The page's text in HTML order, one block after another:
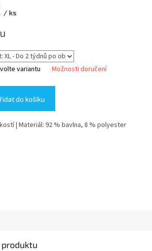
/ ks
variantu Možnosti doručení
do košíku
| Materiál: 92 % bavlna, 8 % polyester